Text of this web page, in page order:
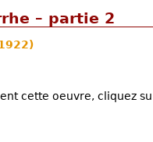
– partie 2
cette oeuvre, cliquez